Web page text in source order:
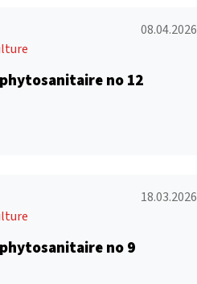
08.04.2026
no 12
18.03.2026
no 9